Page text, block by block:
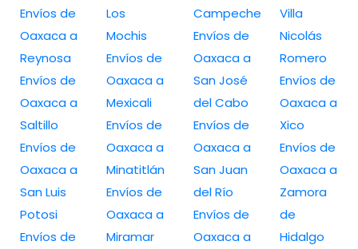
Envíos de
Oaxaca a
Reynosa
Envíos de
Oaxaca a
Saltillo
Envíos de
Oaxaca a
San Luis
Potosi
Envíos de
Los
Mochis
Envíos de
Oaxaca a
Mexicali
Envíos de
Oaxaca a
Minatitlán
Envíos de
Oaxaca a
Miramar
Campeche
Envíos de
Oaxaca a
San José
del Cabo
Envíos de
Oaxaca a
San Juan
del Río
Envíos de
Oaxaca a
Villa
Nicolás
Romero
Envíos de
Oaxaca a
Xico
Envíos de
Oaxaca a
Zamora
de
Hidalgo